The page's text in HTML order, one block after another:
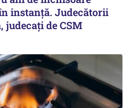
instanță. Judecătorii
judecați de CSM